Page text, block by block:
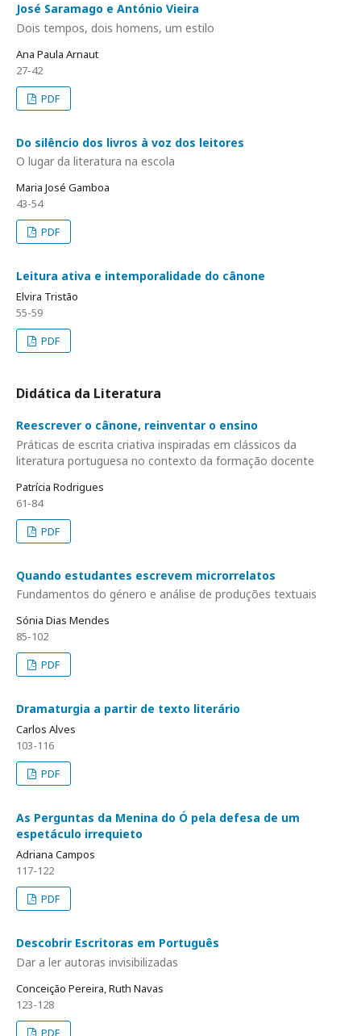
José Saramago e António Vieira
Dois tempos, dois homens, um estilo
Ana Paula Arnaut
27-42
PDF
Do silêncio dos livros à voz dos leitores
O lugar da literatura na escola
Maria José Gamboa
43-54
PDF
Leitura ativa e intemporalidade do cânone
Elvira Tristão
55-59
PDF
Didática da Literatura
Reescrever o cânone, reinventar o ensino
Práticas de escrita criativa inspiradas em clássicos da
literatura portuguesa no contexto da formação docente
Patrícia Rodrigues
61-84
PDF
Quando estudantes escrevem microrrelatos
Fundamentos do género e análise de produções textuais
Sónia Dias Mendes
85-102
PDF
Dramaturgia a partir de texto literário
Carlos Alves
103-116
PDF
As Perguntas da Menina do Ó pela defesa de um
espetáculo irrequieto
Adriana Campos
117-122
PDF
Descobrir Escritoras em Português
Dar a ler autoras invisibilizadas
Conceição Pereira, Ruth Navas
123-128
PDF